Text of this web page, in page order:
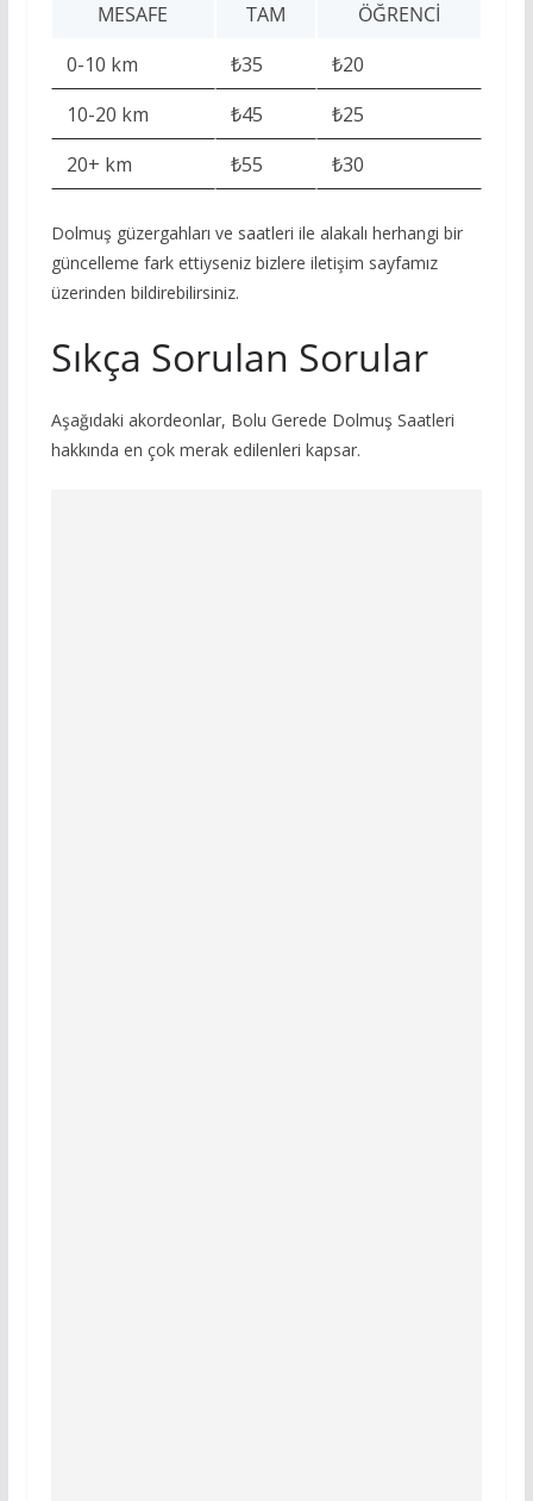
MESAFE
TAM
ÖĞRENCI
0-10 km
₺35
₺20
10-20 km
₺45
₺25
20+ km
₺55 ₺30
Dolmuş güzergahları ve saatleri ile alakalı herhangi bir
güncelleme fark ettiyseniz bizlere iletişim sayfamız
üzerinden bildirebilirsiniz.
Sıkça Sorulan Sorular
Aşağıdaki akordeonlar, Bolu Gerede Dolmuş Saatleri
hakkında en çok merak edilenleri kapsar.